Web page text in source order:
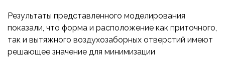
Результаты представленного моделирования
показали, что форма и расположение как приточного,
так и вытяжного воздухозаборных отверстий имеют
решающее значение для минимизации